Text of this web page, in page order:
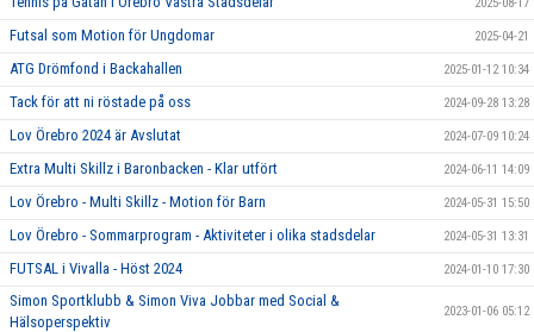
Futsal som Motion för Ungdomar 2025-04-21
ATG Drömfond i Backahallen 2025-01-12 10:34
Tack för att ni röstade på oss 2024-09-28 13:28
Lov Örebro 2024 är Avslutat 2024-07-09 10:24
Extra Multi Skillz i Baronbacken - Klar utfört 2024-06-11 14:09
Lov Örebro - Multi Skillz - Motion för Barn 2024-05-31 15:50
Lov Örebro - Sommarprogram - Aktiviteter i olika stadsdelar 2024-05-31 13:31
FUTSAL i Vivalla - Höst 2024 2024-01-10 17:30
Simon Sportklubb & Simon Viva Jobbar med Social &
Hälsoperspektiv
2023-01-06 05:12